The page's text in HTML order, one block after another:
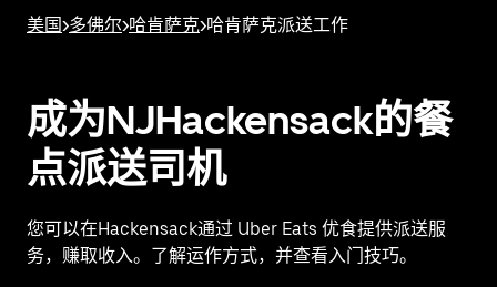
美国>多佛尔>哈肯萨克>哈肯萨克派送工作
成为NJHackensack的餐
点派送司机
您可以在Hackensack通过 Uber Eats 优食提供派送服
务，赚取收入。了解运作方式，并查看入门技巧。